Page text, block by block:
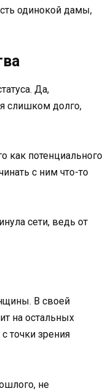
одинокой дамы,
Да,
слишком долго,
как потенциального
с ним что-то
сети, ведь от
В своей
на остальных
точки зрения
не